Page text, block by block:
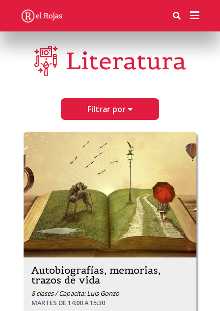
Literatura
Filtrar por
Autobiografías, memorias,
trazos de vida
8 clases / Capacita: Luis Gonzo
MARTES DE 14:00 A 15:30